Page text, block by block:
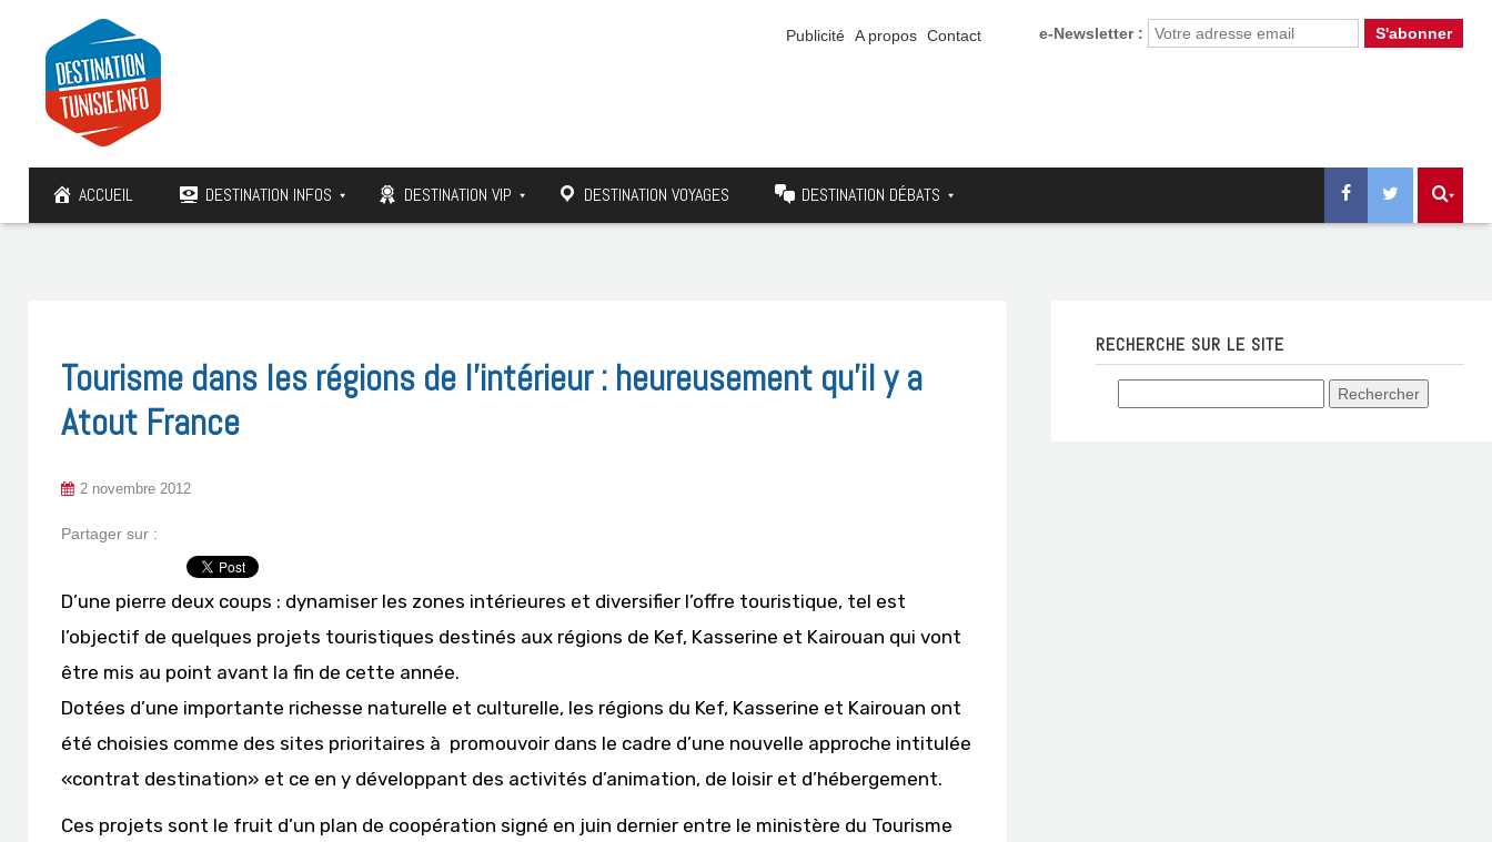
e-Newsletter :
Publicité A propos Contact
ACCUEIL DESTINATION INFOS DESTINATION VIP DESTINATION VOYAGES DESTINATION DÉBATS
Tourisme dans les régions de l’intérieur : heureusement qu’il y a
Atout France
2 novembre 2012
Partager sur :
D’une pierre deux coups : dynamiser les zones intérieures et diversifier l’offre touristique, tel est
l’objectif de quelques projets touristiques destinés aux régions de Kef, Kasserine et Kairouan qui vont
être mis au point avant la fin de cette année.
Dotées d’une importante richesse naturelle et culturelle, les régions du Kef, Kasserine et Kairouan ont
été choisies comme des sites prioritaires à promouvoir dans le cadre d’une nouvelle approche intitulée
«contrat destination» et ce en y développant des activités d’animation, de loisir et d’hébergement.
Ces projets sont le fruit d’un plan de coopération signé en juin dernier entre le ministère du Tourisme
RECHERCHE SUR LE SITE